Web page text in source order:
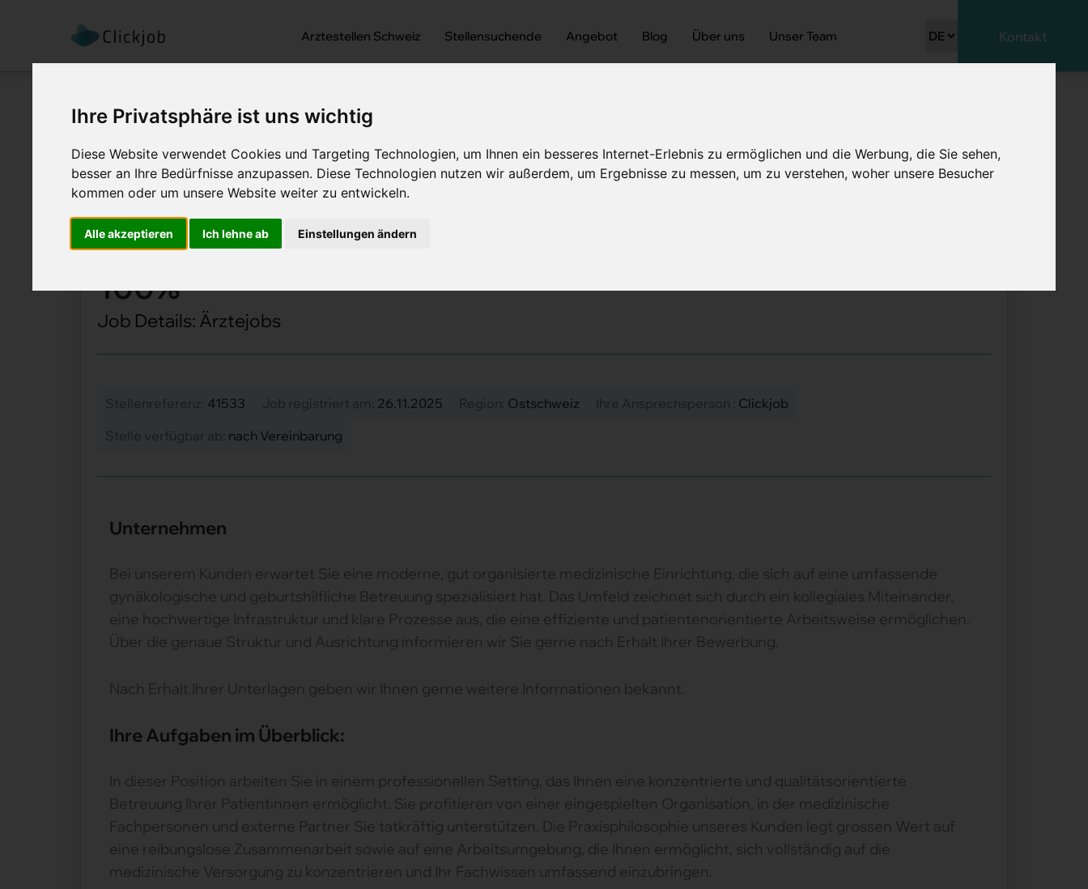
Ihre Privatsphäre ist uns wichtig
Diese Website verwendet Cookies und Targeting Technologien, um Ihnen ein besseres Internet-Erlebnis zu ermöglichen und die Werbung, die Sie sehen,
besser an Ihre Bedürfnisse anzupassen. Diese Technologien nutzen wir außerdem, um Ergebnisse zu messen, um zu verstehen, woher unsere Besucher
kommen oder um unsere Website weiter zu entwickeln.
Alle akzeptieren Ich lehne ab Einstellungen ändern
Arztestellen Schweiz Stellensuchende Angebot Blog Über uns Unser Team Kontakt
Startseite/Ärztejobs/Facharzt / Fachärztin Gynäkologie und Geburtshilfe
Facharzt / Fachärztin Gynäkologie und Geburtshilfe 80 -
100%
Job Details: Ärztejobs
41533 26.11.2025 Ostschweiz
Clickjob
nach Vereinbarung
Unternehmen
Bei unserem Kunden erwartet Sie eine moderne, gut organisierte medizinische Einrichtung, die sich auf eine umfassende
gynäkologische und geburtshilfliche Betreuung spezialisiert hat. Das Umfeld zeichnet sich durch ein kollegiales Miteinander,
eine hochwertige Infrastruktur und klare Prozesse aus, die eine effiziente und patientenorientierte Arbeitsweise ermöglichen.
Über die genaue Struktur und Ausrichtung informieren wir Sie gerne nach Erhalt Ihrer Bewerbung.
Nach Erhalt Ihrer Unterlagen geben wir Ihnen gerne weitere Informationen bekannt.
Ihre Aufgaben im Überblick:
In dieser Position arbeiten Sie in einem professionellen Setting, das Ihnen eine konzentrierte und qualitätsorientierte
Betreuung Ihrer Patientinnen ermöglicht. Sie profitieren von einer eingespielten Organisation, in der medizinische
Fachpersonen und externe Partner Sie tatkräftig unterstützen. Die Praxisphilosophie unseres Kunden legt grossen Wert auf
eine reibungslose Zusammenarbeit sowie auf eine Arbeitsumgebung, die Ihnen ermöglicht, sich vollständig auf die
medizinische Versorgung zu konzentrieren und Ihr Fachwissen umfassend einzubringen.